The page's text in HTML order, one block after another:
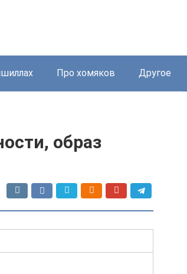
Про хомяков Другое
образ